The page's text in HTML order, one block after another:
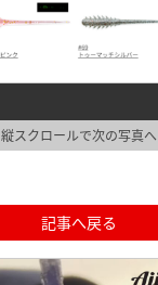
縦スクロールで次の写真へ
記事へ戻る